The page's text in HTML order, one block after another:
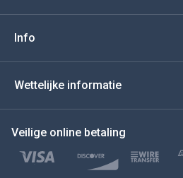
Türkçe
Polski
Info
Wettelijke informatie
Veilige online betaling